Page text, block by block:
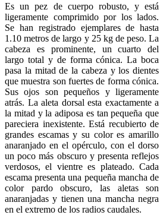
Es un pez de cuerpo robusto, y está
ligeramente comprimido por los lados.
Se han registrado ejemplares de hasta
1.10 metros de largo y 25 kg de peso. La
cabeza es prominente, un cuarto del
largo total y de forma cónica. La boca
pasa la mitad de la cabeza y los dientes
que muestra son fuertes de forma cónica.
Sus ojos son pequeños y ligeramente
atrás. La aleta dorsal esta exactamente a
la mitad y la adiposa es tan pequeña que
pareciera inexistente. Está recubierto de
grandes escamas y su color es amarillo
anaranjado en el opérculo, con el dorso
un poco más obscuro y presenta reflejos
verdosos, el vientre es plateado. Cada
escama presenta una pequeña mancha de
color pardo obscuro, las aletas son
anaranjadas y tienen una mancha negra
en el extremo de los radios caudales.